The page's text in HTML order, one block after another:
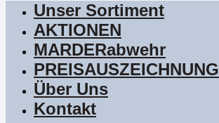
Unser Sortiment
AKTIONEN
MARDERabwehr
PREISAUSZEICHNUNG
Über Uns
Kontakt